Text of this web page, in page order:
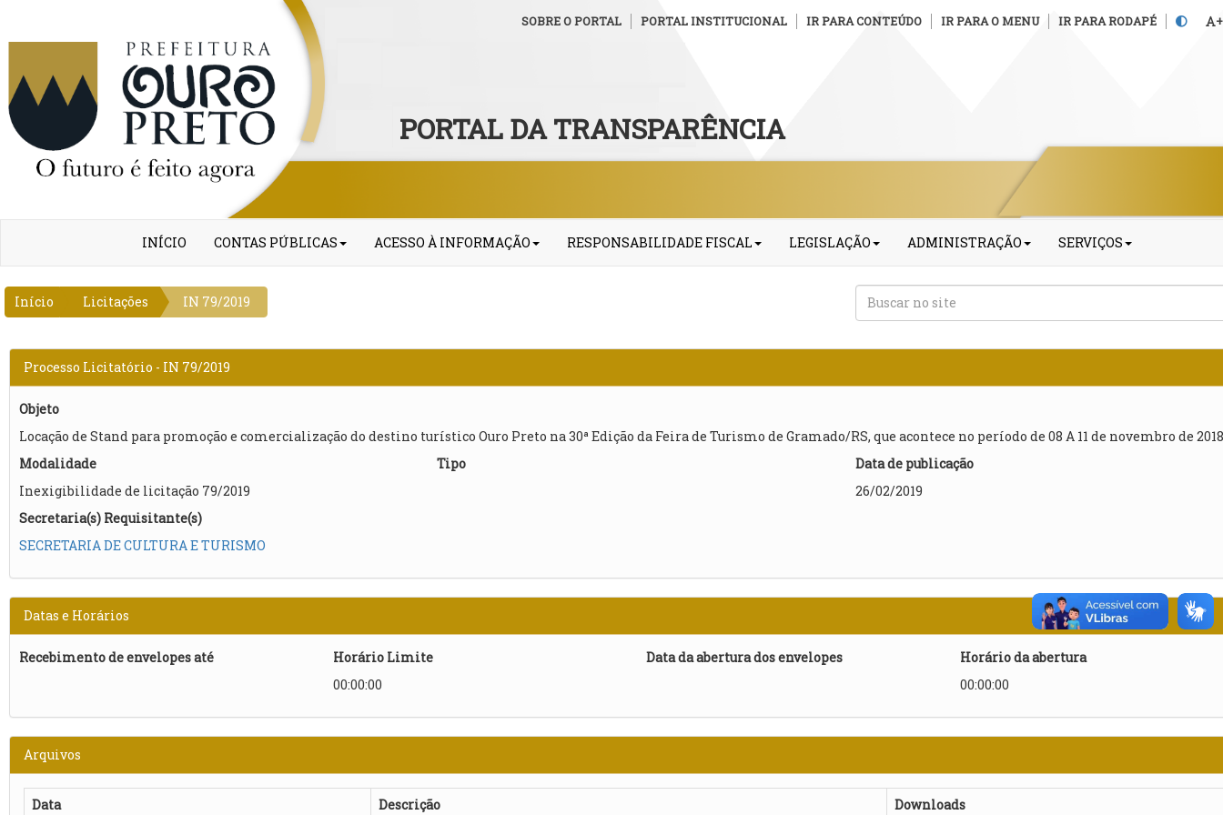
SOBRE O PORTAL PORTAL INSTITUCIONAL IR PARA CONTEÚDO IR PARA O MENU IR PARA RODAPÉ +
PORTAL DA TRANSPARÊNCIA
INÍCIO CONTAS PÚBLICAS ACESSO À INFORMAÇÃO RESPONSABILIDADE FISCAL LEGISLAÇÃO ADMINISTRAÇÃO SERVIÇOS
Início Licitações IN 79/2019
Processo Licitatório - IN 79/2019
Objeto
Locação de Stand para promoção e comercialização do destino turístico Ouro Preto na 30ª Edição da Feira de Turismo de Gramado/RS, que acontece no período de 08 A 11 de novembro de
Modalidade
Inexigibilidade de licitação 79/2019
Tipo
Data de publicação
26/02/2019
Secretaria(s) Requisitante(s)
SECRETARIA DE CULTURA E TURISMO
Datas e Horários
Recebimento de envelopes até
Horário Limite
00:00:00
Data da abertura dos envelopes
Horário da abertura
00:00:00
Arquivos
Data Descrição Downloads